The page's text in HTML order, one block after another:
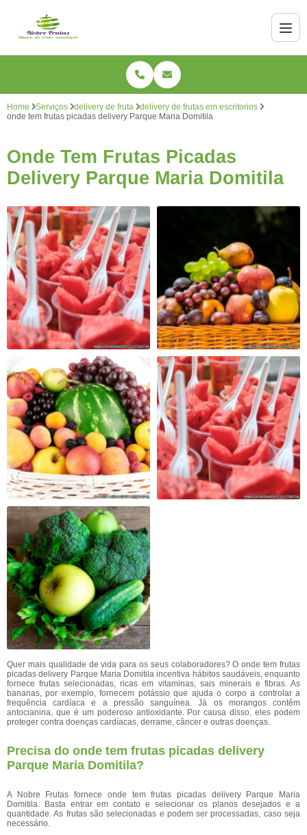
Home Serviços delivery de fruta
delivery de frutas em escritorios
onde tem frutas picadas delivery Parque Maria Domitila
Onde Tem Frutas Picadas
Delivery Parque Maria Domitila
Quer mais qualidade de vida para os seus colaboradores? O onde tem frutas
picadas delivery Parque Maria Domitila incentiva hábitos saudáveis, enquanto
fornece frutas selecionadas, ricas em vitaminas, sais minerais e fibras. As
bananas, por exemplo, fornecem potássio que ajuda o corpo a controlar a
frequência cardíaca e a pressão sanguínea. Já os morangos contêm
antocianina, que é um poderoso antioxidante. Por causa disso, eles podem
proteger contra doenças cardíacas, derrame, câncer e outras doenças.
Precisa do onde tem frutas picadas delivery
Parque Maria Domitila?
A Nobre Frutas fornece onde tem frutas picadas delivery Parque Maria
Domitila. Basta entrar em contato e selecionar os planos desejados e a
quantidade. As frutas são selecionadas e podem ser processadas, caso seja
necessário.